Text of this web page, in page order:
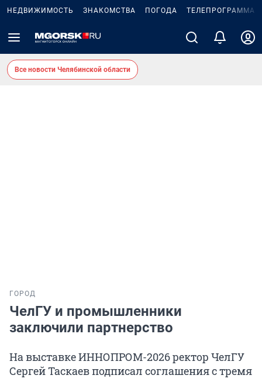
НЕДВИЖИМОСТЬ ЗНАКОМСТВА ПОГОДА ТЕЛЕПРОГРАММА
Все новости Челябинской области
ГОРОД
ЧелГУ и промышленники
заключили партнерство
На выставке ИННОПРОМ-2026 ректор ЧелГУ
Сергей Таскаев подписал соглашения с тремя